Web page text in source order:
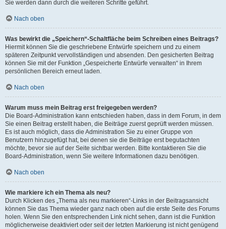
Sie werden dann durch die weiteren Schritte geführt.
Nach oben
Was bewirkt die „Speichern“-Schaltfläche beim Schreiben eines Beitrags?
Hiermit können Sie die geschriebene Entwürfe speichern und zu einem
späteren Zeitpunkt vervollständigen und absenden. Den gesicherten Beitrag
können Sie mit der Funktion „Gespeicherte Entwürfe verwalten“ in Ihrem
persönlichen Bereich erneut laden.
Nach oben
Warum muss mein Beitrag erst freigegeben werden?
Die Board-Administration kann entschieden haben, dass in dem Forum, in dem
Sie einen Beitrag erstellt haben, die Beiträge zuerst geprüft werden müssen.
Es ist auch möglich, dass die Administration Sie zu einer Gruppe von
Benutzern hinzugefügt hat, bei denen sie die Beiträge erst begutachten
möchte, bevor sie auf der Seite sichtbar werden. Bitte kontaktieren Sie die
Board-Administration, wenn Sie weitere Informationen dazu benötigen.
Nach oben
Wie markiere ich ein Thema als neu?
Durch Klicken des „Thema als neu markieren“-Links in der Beitragsansicht
können Sie das Thema wieder ganz nach oben auf die erste Seite des Forums
holen. Wenn Sie den entsprechenden Link nicht sehen, dann ist die Funktion
möglicherweise deaktiviert oder seit der letzten Markierung ist nicht genügend